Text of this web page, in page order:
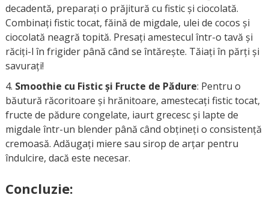
decadentă, preparați o prăjitură cu fistic și ciocolată.
Combinați fistic tocat, făină de migdale, ulei de cocos și
ciocolată neagră topită. Presați amestecul într-o tavă și
răciți-l în frigider până când se întărește. Tăiați în părți și
savurați!
Smoothie cu Fistic și Fructe de Pădure: Pentru o
băutură răcoritoare și hrănitoare, amestecați fistic tocat,
fructe de pădure congelate, iaurt grecesc și lapte de
migdale într-un blender până când obțineți o consistență
cremoasă. Adăugați miere sau sirop de arțar pentru
îndulcire, dacă este necesar.
Concluzie: